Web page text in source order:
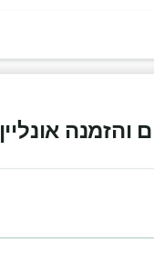
אונליין 2026